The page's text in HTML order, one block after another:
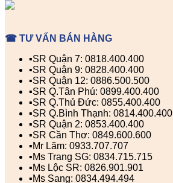
☎ TƯ VẤN BÁN HÀNG
▪️SR Quận 7: 0818.400.400
▪️SR Quận 9: 0828.400.400
▪️SR Quận 12: 0886.500.500
▪️SR Q.Tân Phú: 0899.400.400
▪️SR Q.Thủ Đức: 0855.400.400
▪️SR Q.Bình Thạnh: 0814.400.400
▪️SR Quận 2: 0853.400.400
▪️SR Cần Thơ: 0849.600.600
▪️Mr Lãm: 0933.707.707
▪️Ms Trang SG: 0834.715.715
▪️Ms Lộc SR: 0826.901.901
▪️Ms Sang: 0834.494.494